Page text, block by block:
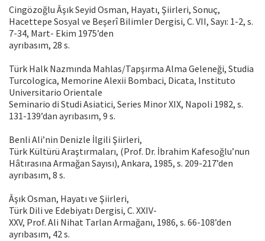
Cingözoğlu Âşık Seyid Osman, Hayatı, Şiirleri, Sonuç,
Hacettepe Sosyal ve Beşerî Bilimler Dergisi, C. VII, Sayı: 1-2, s.
7-34, Mart- Ekim 1975’den
ayrıbasım, 28 s.
Türk Halk Nazmında Mahlas/Tapşırma Alma Geleneği, Studia
Turcologica, Memorine Alexii Bombaci, Dicata, Instituto
Universitario Orientale
Seminario di Studi Asiatici, Series Minor XIX, Napoli 1982, s.
131-139’dan ayrıbasım, 9 s.
Benli Ali’nin Denizle İlgili Şiirleri,
Türk Kültürü Araştırmaları, (Prof. Dr. İbrahim Kafesoğlu’nun
Hâtırasına Armağan Sayısı), Ankara, 1985, s. 209-217’den
ayrıbasım, 8 s.
Âşık Osman, Hayatı ve Şiirleri,
Türk Dili ve Edebiyatı Dergisi, C. XXIV-
XXV, Prof. Ali Nihat Tarlan Armağanı, 1986, s. 66-108’den
ayrıbasım, 42 s.